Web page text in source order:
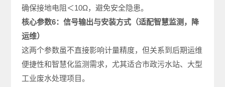
确保接地电阻＜10Ω，避免安全隐患。
核心参数6：信号输出与安装方式（适配智慧监测，降
运维）
这两个参数虽不直接影响计量精度，但关系到后期运维
便捷性和智慧化监测需求，尤其适合市政污水站、大型
工业废水处理项目。